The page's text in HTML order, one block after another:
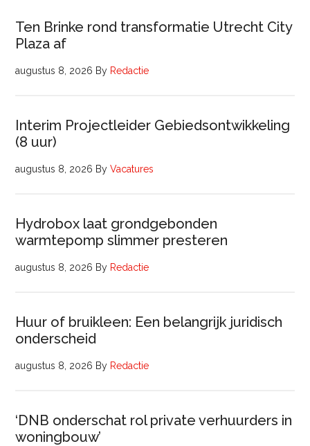
Ten Brinke rond transformatie Utrecht City
Plaza af
augustus 8, 2026 By Redactie
Interim Projectleider Gebiedsontwikkeling
(8 uur)
augustus 8, 2026 ByVacatures
Hydrobox laat grondgebonden
warmtepomp slimmer presteren
augustus 8, 2026 By Redactie
Huur of bruikleen: Een belangrijk juridisch
onderscheid
augustus 8, 2026 By Redactie
‘DNB onderschat rol private verhuurders in
woningbouw’